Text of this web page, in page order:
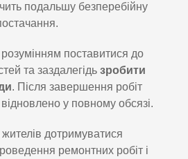
подальшу безперебійну
поставитися до
та заздалегідь зробити
. Після завершення робіт
у повному обсязі.
дотримуватися
ремонтних робіт і